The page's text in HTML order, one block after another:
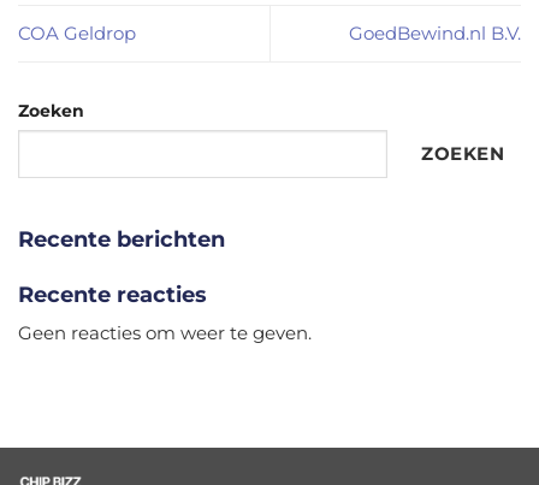
COA Geldrop GoedBewind.nl B.V.
Zoeken
ZOEKEN
Recente berichten
Recente reacties
Geen reacties om weer te geven.